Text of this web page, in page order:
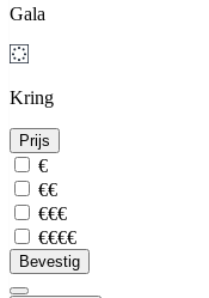
Gala
Kring
Prijs
€
€€
€€€
€€€€
Bevestig